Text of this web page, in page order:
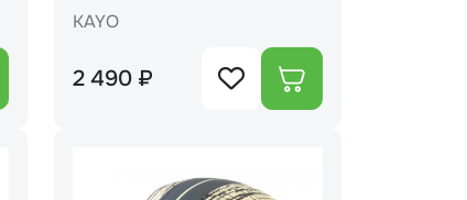
"S" АССОРТИ (16)
KAYO
2 490 ₽